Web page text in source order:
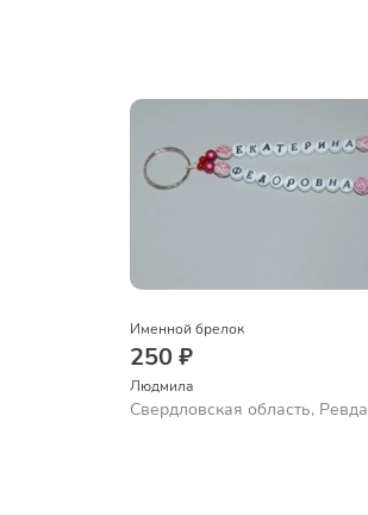
Именной брелок
250 ₽
Людмила
Свердловская область, Ревда